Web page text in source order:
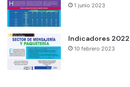
1 junio 2023
Indicadores 2022
10 febrero 2023